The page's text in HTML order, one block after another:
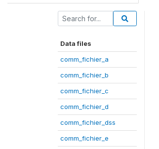
Data files
comm_fichier_a
comm_fichier_b
comm_fichier_c
comm_fichier_d
comm_fichier_dss
comm_fichier_e